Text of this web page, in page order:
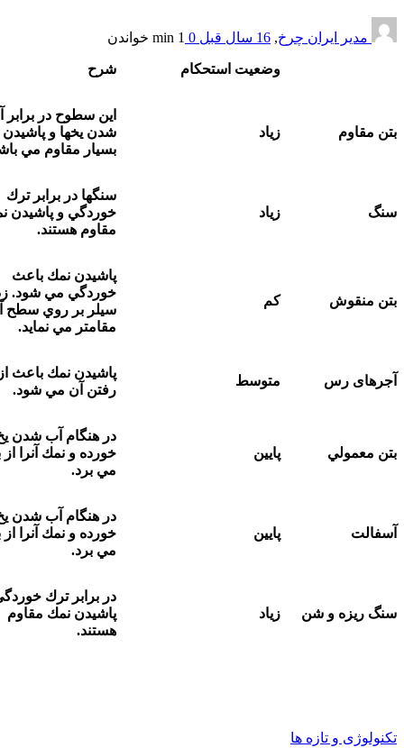
مدیر ایران چرخ, 16 سال قبل 0
1 min خواندن
وضعيت استحكام
اين سطوح در برابر آب
شدن يخها و پاشيدن نمك
بسيار مقاوم مي باشند.
سنگها در برابر ترك
خوردگي و پاشيدن نمك
مقاوم هستند.
پاشيدن نمك باعث
خوردگي مي شود. زدن
سيلر بر روي سطح آنرا
مقامتر مي نمايد.
رس متوسط
پاشيدن نمك باعث از بين
رفتن آن مي شود.
در هنگام آب شدن يخ ترك
خورده و نمك آنرا از بين
مي برد.
در هنگام آب شدن يخ ترك
خورده و نمك آنرا از بين
مي برد.
ريزه و شن زياد
در برابر ترك خوردگي و
پاشيدن نمك مقاوم
هستند.
و تازه ها